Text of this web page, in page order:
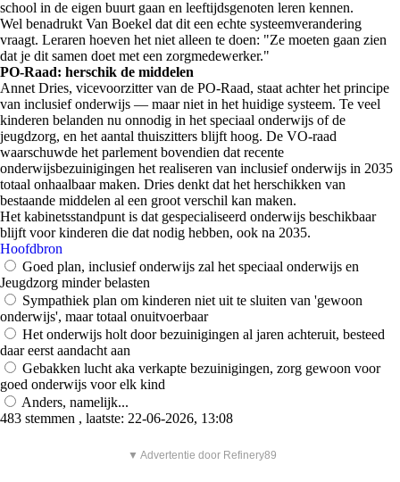
school in de eigen buurt gaan en leeftijdsgenoten leren kennen.
Wel benadrukt Van Boekel dat dit een echte systeemverandering
vraagt. Leraren hoeven het niet alleen te doen: "Ze moeten gaan zien
dat je dit samen doet met een zorgmedewerker."
PO-Raad: herschik de middelen
Annet Dries, vicevoorzitter van de PO-Raad, staat achter het principe
van inclusief onderwijs — maar niet in het huidige systeem. Te veel
kinderen belanden nu onnodig in het speciaal onderwijs of de
jeugdzorg, en het aantal thuiszitters blijft hoog. De VO-raad
waarschuwde het parlement bovendien dat recente
onderwijsbezuinigingen het realiseren van inclusief onderwijs in 2035
totaal onhaalbaar maken. Dries denkt dat het herschikken van
bestaande middelen al een groot verschil kan maken.
Het kabinetsstandpunt is dat gespecialiseerd onderwijs beschikbaar
blijft voor kinderen die dat nodig hebben, ook na 2035.
Hoofdbron
Goed plan, inclusief onderwijs zal het speciaal onderwijs en
Jeugdzorg minder belasten
Sympathiek plan om kinderen niet uit te sluiten van 'gewoon
onderwijs', maar totaal onuitvoerbaar
Het onderwijs holt door bezuinigingen al jaren achteruit, besteed
daar eerst aandacht aan
Gebakken lucht aka verkapte bezuinigingen, zorg gewoon voor
goed onderwijs voor elk kind
Anders, namelijk...
483 stemmen , laatste: 22-06-2026, 13:08
▼ Advertentie door Refinery89